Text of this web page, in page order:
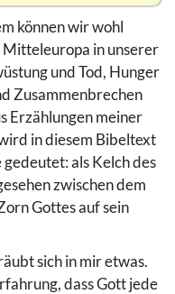
können wir wohl
Mitteleuropa in unserer
und Tod, Hunger
Zusammenbrechen
Erzählungen meiner
in diesem Bibeltext
als Kelch des
zwischen dem
Gottes auf sein
sich in mir etwas.
dass Gott jede